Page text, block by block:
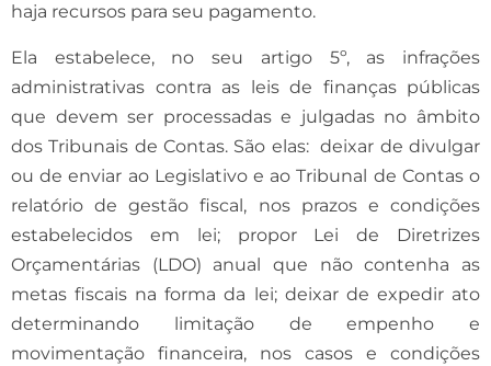
haja recursos para seu pagamento.
Ela estabelece, no seu artigo 5º, as infrações
administrativas contra as leis de finanças públicas
que devem ser processadas e julgadas no âmbito
dos Tribunais de Contas. São elas: deixar de divulgar
ou de enviar ao Legislativo e ao Tribunal de Contas o
relatório de gestão fiscal, nos prazos e condições
estabelecidos em lei; propor Lei de Diretrizes
Orçamentárias (LDO) anual que não contenha as
metas fiscais na forma da lei; deixar de expedir ato
determinando limitação de empenho e
movimentação financeira, nos casos e condições